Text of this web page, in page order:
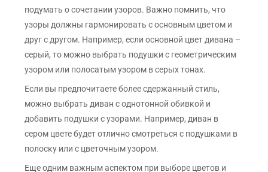
подумать о сочетании узоров. Важно помнить, что
узоры должны гармонировать с основным цветом и
друг с другом. Например, если основной цвет дивана –
серый, то можно выбрать подушки с геометрическим
узором или полосатым узором в серых тонах.
Если вы предпочитаете более сдержанный стиль,
можно выбрать диван с однотонной обивкой и
добавить подушки с узорами. Например, диван в
сером цвете будет отлично смотреться с подушками в
полоску или с цветочным узором.
Еще одним важным аспектом при выборе цветов и